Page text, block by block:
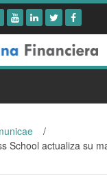
/
School actualiza su